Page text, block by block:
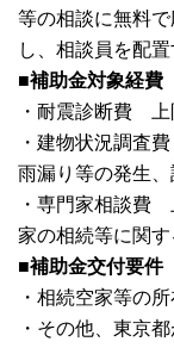
等の相談に無料
し、相談員を配置
■補助金対象経費
・耐震診断費
・建物状況調
雨漏り等の発生、
・専門家相談費
家の相続等に関す
■補助金交付要件
・相続空家等の
・その他、東京